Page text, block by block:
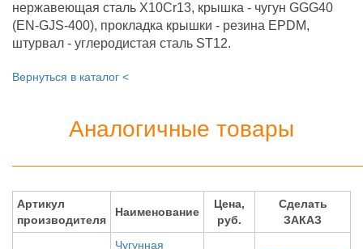
нержавеющая сталь X10Cr13, крышка - чугун GGG40
(EN-GJS-400), прокладка крышки - резина EPDM,
штурвал - углеродистая сталь ST12.
Вернуться в каталог <
Аналогичные товары
Артикул
производителя
Наименование
Цена,
руб.
Сделать
ЗАКАЗ
Чугунная